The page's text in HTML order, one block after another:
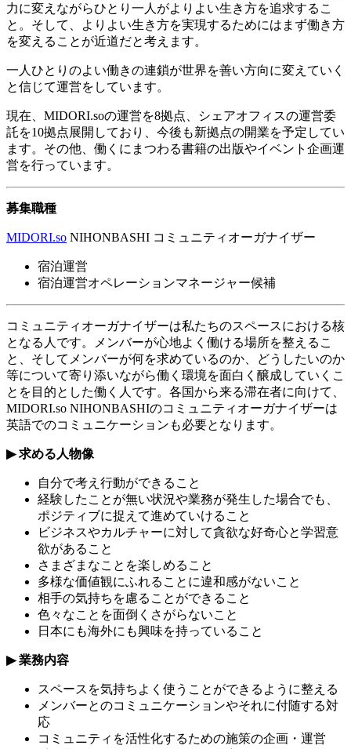
力に変えながらひとり一人がよりよい生き方を追求するこ
と。そして、よりよい生き方を実現するためにはまず働き方
を変えることが近道だと考えます。
一人ひとりのよい働きの連鎖が世界を善い方向に変えていく
と信じて運営をしています。
現在、 MIDORI.soの運営を8拠点、シェアオフィスの運営委
託を10拠点展開しており、今後も新拠点の開業を予定してい
ます。その他、働くにまつわる書籍の出版やイベント企画運
営を行っています。
募集職種
MIDORI.so NIHONBASHI コミュニティオーガナイザー
宿泊運営
宿泊運営オペレーションマネージャー候補
コミュニティオーガナイザーは私たちのスペースにおける核
となる人です。メンバーが心地よく働ける場所を整えるこ
と、そしてメンバーが何を求めているのか、どうしたいのか
等について寄り添いながら働く環境を面白く醸成していくこ
とを目的とした働く人です。各国から来る滞在者に向けて、
MIDORI.so NIHONBASHIのコミュニティオーガナイザーは
英語でのコミュニケーションも必要となります。
▶︎求める人物像
自分で考え行動ができること
経験したことが無い状況や業務が発生した場合でも、
ポジティブに捉えて進めていけること
ビジネスやカルチャーに対して貪欲な好奇心と学習意
欲があること
さまざまなことを楽しめること
多様な価値観にふれることに違和感がないこと
相手の気持ちを慮ることができること
色々なことを面倒くさがらないこと
日本にも海外にも興味を持っていること
▶︎業務内容
スペースを気持ちよく使うことができるように整える
メンバーとのコミュニケーションやそれに付随する対
応
コミュニティを活性化するための施策の企画・運営